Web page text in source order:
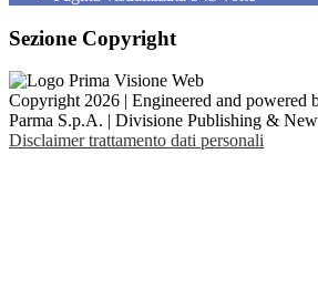
Sezione Copyright
Copyright 2026 | Engineered and powered
Parma S.p.A. | Divisione Publishing &
Disclaimer trattamento dati personali